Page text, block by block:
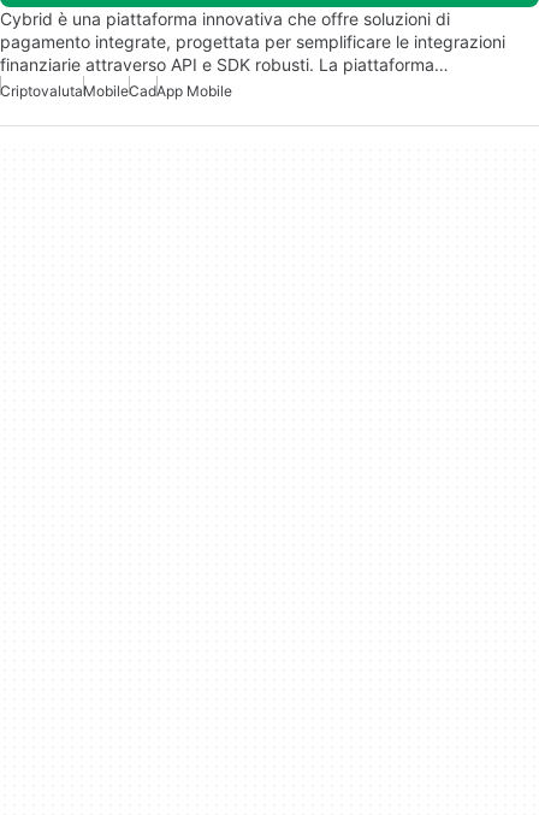
Cybrid è una piattaforma innovativa che offre soluzioni di
pagamento integrate, progettata per semplificare le integrazioni
finanziarie attraverso API e SDK robusti. La piattaforma…
CriptovalutaMobileCadApp Mobile